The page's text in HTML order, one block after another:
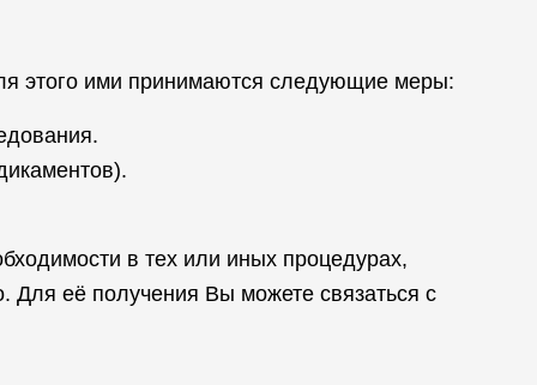
этого ими принимаются следующие меры:
в тех или иных процедурах,
Для её получения Вы можете связаться с